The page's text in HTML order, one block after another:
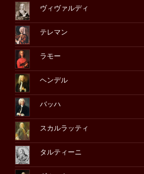
ヴィヴァルディ
テレマン
ラモー
ヘンデル
バッハ
スカルラッティ
タルティーニ